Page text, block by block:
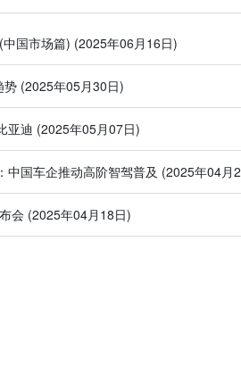
国市场篇) (2025年06月16日)
势 (2025年05月30日)
亚迪 (2025年05月07日)
中国车企推动高阶智驾普及 (2025年04月
会 (2025年04月18日)